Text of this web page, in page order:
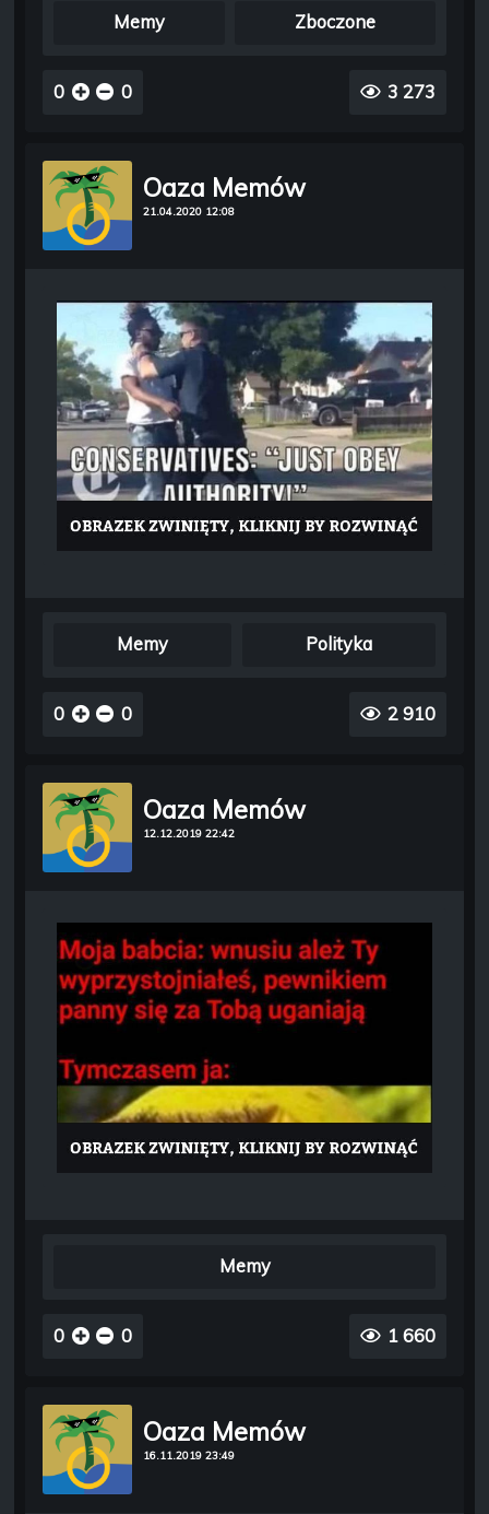
Memy Zboczone
0 0 3 273
Oaza Memów
21.04.2020 12:08
Memy Polityka
0 0 2 910
Oaza Memów
12.12.2019 22:42
Memy
0 0 1 660
Oaza Memów
16.11.2019 23:49